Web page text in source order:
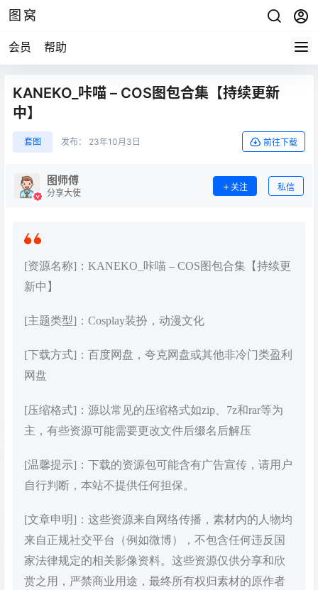
图窝
会员 帮助
KANEKO_咔喵 – COS图包合集【持续更新
中】
套图 发布： 23年10月3日 前往下载
图师傅
分享大使
关注 私信
[资源名称]：KANEKO_咔喵 – COS图包合集【持续更
新中】
[主题类型]：Cosplay装扮，动漫文化
[下载方式]：百度网盘，夸克网盘或其他非冷门类盈利
网盘
[压缩格式]：源以常见的压缩格式如zip、7z和rar等为
主，有些资源可能需要更改文件后缀名后解压
[温馨提示]：下载的资源包可能含有广告宣传，请用户
自行判断，本站不提供任何担保。
[文章申明]：这些资源来自网络传播，素材内的人物均
来自正规社交平台（例如微博），不包含任何违反国
家法律规定的相关影像资料。这些资源仅供分享和欣
赏之用，严禁商业用途，最终所有权归素材的原作者